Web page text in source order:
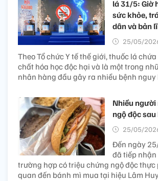
lá 31/5: Giờ
sức khỏe,
dân và bản
25/05/
Theo Tổ chức Y tế thế giới, thuốc lá
chất hóa học độc hại và là một trong
nhân hàng đầu gây ra nhiều bệnh nguy
Nhiều
ngộ độc
25/05/
Đến ngày
đã tiếp
trường hợp có triệu chứng ngộ độc thực
quan đến bánh mì mua tại hiệu Lâm